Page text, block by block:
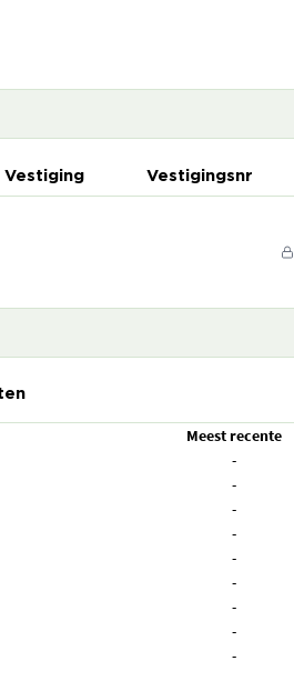
Vestiging Vestigingsnr
Meest recente
-
-
-
-
-
-
-
-
-